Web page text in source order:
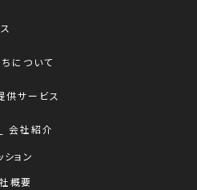
について
供サービス
会社紹介
ション
概要